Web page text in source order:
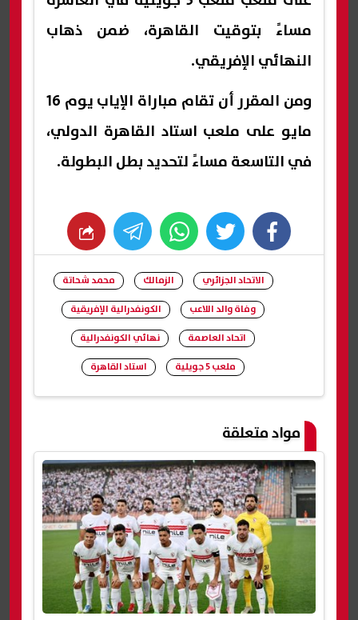
مساءً بتوقيت القاهرة، ضمن ذهاب
النهائي الإفريقي.
ومن المقرر أن تقام مباراة الإياب يوم 16
مايو على ملعب استاد القاهرة الدولي،
في التاسعة مساءً لتحديد بطل البطولة.
facebook
twitter
whats
الاتحاد الجزائري الزمالك
محمد شحاتة
وفاة والد اللاعب
الكونفدرالية الإفريقية
اتحاد العاصمة
نهائي الكونفدرالية
ملعب 5 جويلية
استاد القاهرة
مواد متعلقة